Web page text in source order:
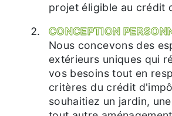
projet éligible au crédit
CONCEPTION
Nous concevons des
extérieurs uniques qui
vos besoins tout en
critères du crédit
souhaitiez un jardin,